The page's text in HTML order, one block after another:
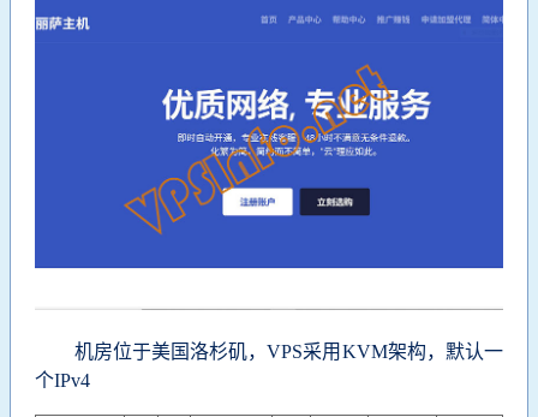
机房位于美国洛杉矶，VPS采用KVM架构，默认一
个IPv4